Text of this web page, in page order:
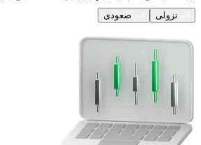
نزولی صعودی